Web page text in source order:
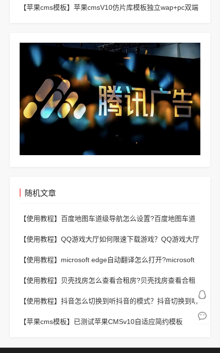
【苹果cms模板】 苹果cmsV10仿片库模板独立wap+pc双端
随机文章
【使用教程】 百度地图车道级导航怎么设置?百度地图车道
【使用教程】 QQ游戏大厅如何限速下载游戏？QQ游戏大厅
【使用教程】 microsoft edge自动翻译怎么打开?microsoft
【使用教程】
贝壳找房怎么查看合租房?贝壳找房查看合租
【使用教程】 抖音怎么切换到听抖音的模式？抖音切换到听
【苹果cms模板】 已测试苹果CMSv10自适应简约模板